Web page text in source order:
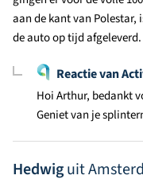
aan de kant van Polestar,
de auto op tijd
Reactie van
Hoi Arthur, bedankt
Geniet van je
Hedwiguit